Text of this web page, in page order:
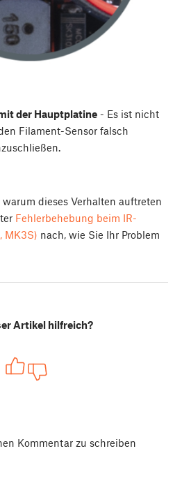
der Hauptplatine- Es ist nicht
Filament-Sensor falsch
dieses Verhalten auftreten
Fehlerbehebung beim IR-
MK3S) nach, wie Sie Ihr Problem
Artikel hilfreich?
Kommentar zu schreiben